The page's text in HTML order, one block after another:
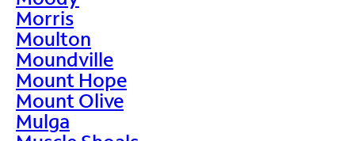
Morris
Moulton
Moundville
Mount Hope
Mount Olive
Mulga